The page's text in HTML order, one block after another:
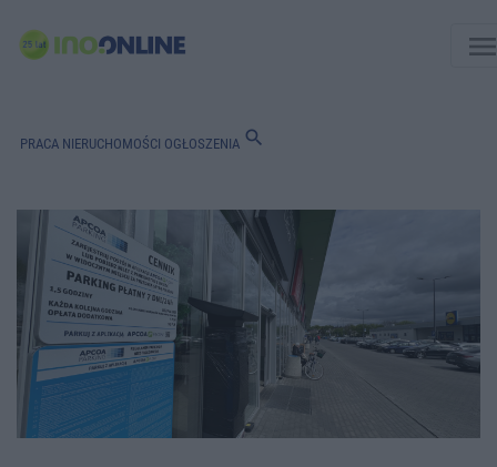
PRACA NIERUCHOMOŚCI OGŁOSZENIA search